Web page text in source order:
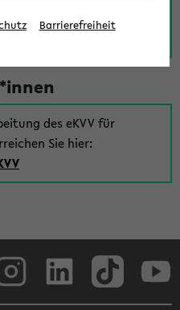
Gastzugang
des eKVV für
Sie hier:
Barrierefreiheit